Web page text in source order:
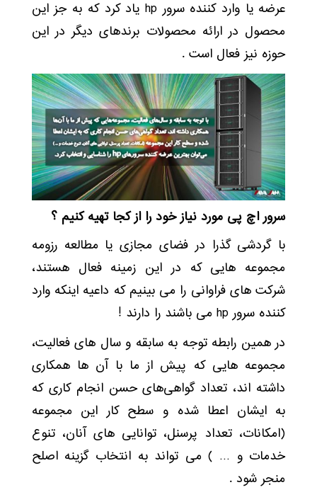
عرضه یا وارد کننده سرور hp یاد کرد که به جز این
محصول در ارائه محصولات برندهای دیگر در این
حوزه نیز فعال است .
سرور اچ پی مورد نیاز خود را از کجا تهیه کنیم ؟
با گردشی گذرا در فضای مجازی یا مطالعه رزومه
مجموعه هایی که در این زمینه فعال هستند،
شرکت های فراوانی را می بینیم که داعیه اینکه وارد
کننده سرور hp می باشند را دارند !
در همین رابطه توجه به سابقه و سال های فعالیت،
مجموعه هایی که پیش از ما با آن ها همکاری
داشته اند، تعداد گواهی‌های حسن انجام کاری که
به ایشان اعطا شده و سطح کار این مجموعه
(امکانات، تعداد پرسنل، توانایی های آنان، تنوع
خدمات و … ) می تواند به انتخاب گزینه اصلح
منجر شود .